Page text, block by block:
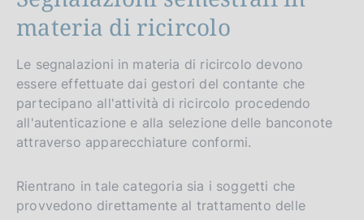
materia di ricircolo
Le segnalazioni in materia di ricircolo devono
essere effettuate dai gestori del contante che
partecipano all'attività di ricircolo procedendo
all'autenticazione e alla selezione delle banconote
attraverso apparecchiature conformi.
Rientrano in tale categoria sia i soggetti che
provvedono direttamente al trattamento delle